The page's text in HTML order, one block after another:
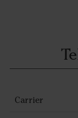
Carrier